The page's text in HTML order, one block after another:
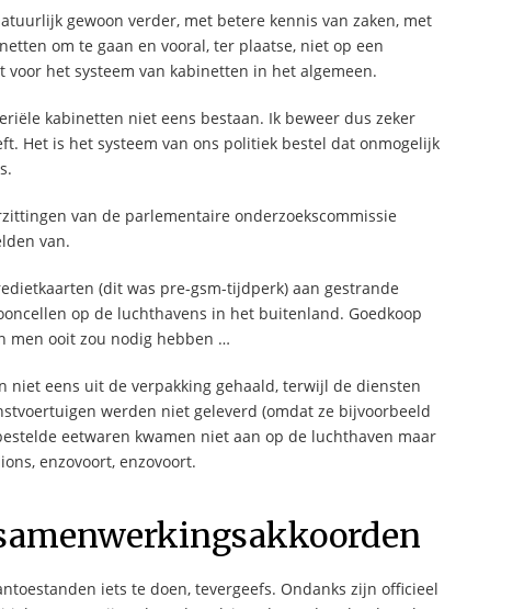
gewoon verder, met betere kennis van zaken, met
om te gaan en vooral, ter plaatse, niet op een
het systeem van kabinetten in het algemeen.
kabinetten niet eens bestaan. Ik beweer dus zeker
Het is het systeem van ons politiek bestel dat onmogelijk
van de parlementaire onderzoekscommissie
van.
(dit was pre-gsm-tijdperk) aan gestrande
op de luchthavens in het buitenland. Goedkoop
men ooit zou nodig hebben …
eens uit de verpakking gehaald, terwijl de diensten
werden niet geleverd (omdat ze bijvoorbeeld
eetwaren kwamen niet aan op de luchthaven maar
enzovoort, enzovoort.
iets te doen, tevergeefs. Ondanks zijn officieel